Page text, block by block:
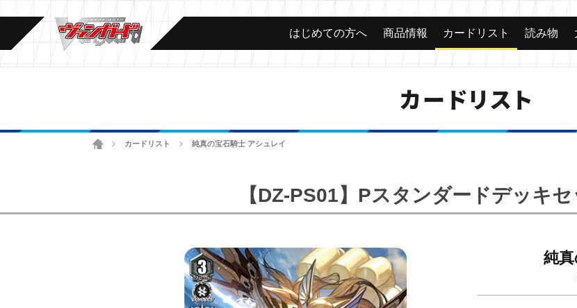
はじめての方へ 商品情報 カードリスト 読み物
カードリスト
ホームカードリスト 純真の宝石騎士 アシュレイ
【DZ-PS01】Pスタンダードデッキ
純